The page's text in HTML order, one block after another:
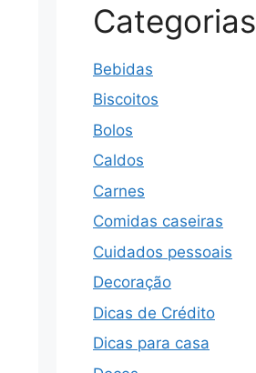
Categorias
Bebidas
Biscoitos
Bolos
Caldos
Carnes
Comidas caseiras
Cuidados pessoais
Decoração
Dicas de Crédito
Dicas para casa